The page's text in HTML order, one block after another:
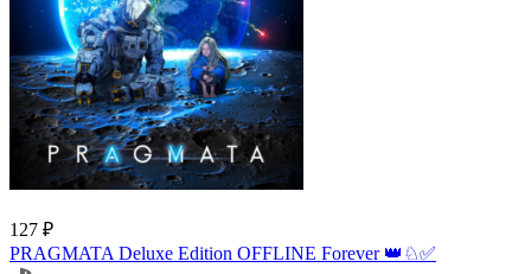
127 ₽
PRAGMATA Deluxe Edition OFFLINE Forever 👑♘✅